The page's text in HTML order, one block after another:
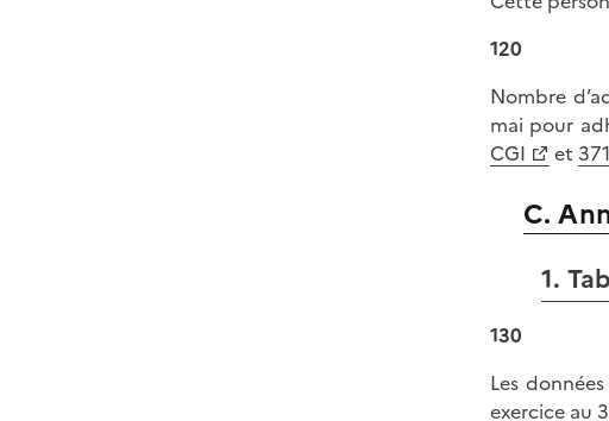
120
Nombre
mai pour
CGI
et
C.
1.
130
Les
exercice au